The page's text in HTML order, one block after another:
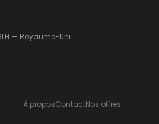
— Royaume-Uni
À proposContactNos offres